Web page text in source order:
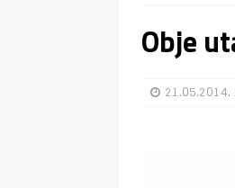
Obje
21.05.2014.